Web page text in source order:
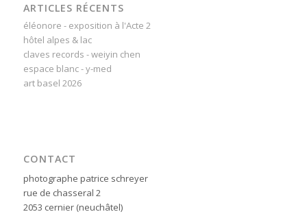
ARTICLES RÉCENTS
éléonore - exposition à l'Acte 2
hôtel alpes & lac
claves records - weiyin chen
espace blanc - y-med
art basel 2026
CONTACT
photographe patrice schreyer
rue de chasseral 2
2053 cernier (neuchâtel)